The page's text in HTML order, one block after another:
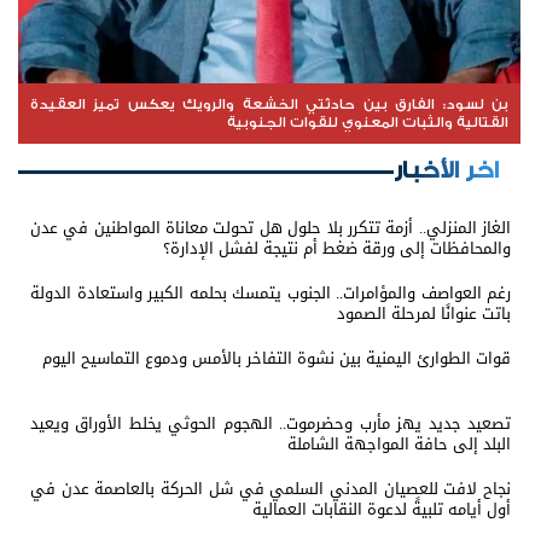
بن لسود: الفارق بين حادثتي الخشعة والرويك يعكس تميز العقيدة
القتالية والثبات المعنوي للقوات الجنوبية
اخر الأخبار
الغاز المنزلي.. أزمة تتكرر بلا حلول هل تحولت معاناة المواطنين في عدن
والمحافظات إلى ورقة ضغط أم نتيجة لفشل الإدارة؟
رغم العواصف والمؤامرات.. الجنوب يتمسك بحلمه الكبير واستعادة الدولة
باتت عنوانًا لمرحلة الصمود
قوات الطوارئ اليمنية بين نشوة التفاخر بالأمس ودموع التماسيح اليوم
تصعيد جديد يهز مأرب وحضرموت.. الهجوم الحوثي يخلط الأوراق ويعيد
البلد إلى حافة المواجهة الشاملة
نجاح لافت للعصيان المدني السلمي في شل الحركة بالعاصمة عدن في
أول أيامه تلبيةً لدعوة النقابات العمالية